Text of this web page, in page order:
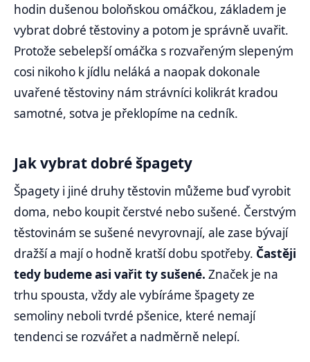
hodin dušenou boloňskou omáčkou, základem je
vybrat dobré těstoviny a potom je správně uvařit.
Protože sebelepší omáčka s rozvařeným slepeným
cosi nikoho k jídlu neláká a naopak dokonale
uvařené těstoviny nám strávníci kolikrát kradou
samotné, sotva je překlopíme na cedník.
Jak vybrat dobré špagety
Špagety i jiné druhy těstovin můžeme buď vyrobit
doma, nebo koupit čerstvé nebo sušené. Čerstvým
těstovinám se sušené nevyrovnají, ale zase bývají
dražší a mají o hodně kratší dobu spotřeby. Častěji
tedy budeme asi vařit ty sušené. Značek je na
trhu spousta, vždy ale vybíráme špagety ze
semoliny neboli tvrdé pšenice, které nemají
tendenci se rozvářet a nadměrně nelepí.